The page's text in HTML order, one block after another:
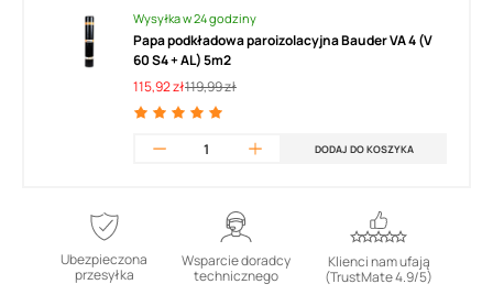
Wysyłka w 24 godziny
Papa podkładowa paroizolacyjna Bauder VA 4 (V
60 S4 + AL) 5m2
115,92 zł119,99 zł
DODAJ DO KOSZYKA
Ubezpieczona
przesyłka
Wsparcie doradcy
technicznego
Klienci nam ufają
(TrustMate 4.9/5)